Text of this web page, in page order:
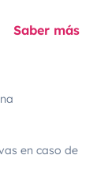
Saber más
en caso de